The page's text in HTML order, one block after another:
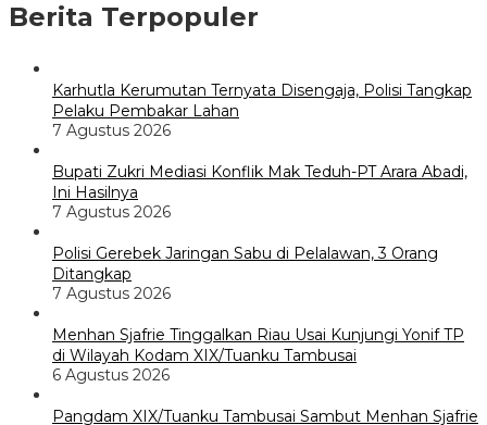
Berita Terpopuler
Karhutla Kerumutan Ternyata Disengaja, Polisi Tangkap
Pelaku Pembakar Lahan
7 Agustus 2026
Bupati Zukri Mediasi Konflik Mak Teduh-PT Arara Abadi,
Ini Hasilnya
7 Agustus 2026
Polisi Gerebek Jaringan Sabu di Pelalawan, 3 Orang
Ditangkap
7 Agustus 2026
Menhan Sjafrie Tinggalkan Riau Usai Kunjungi Yonif TP
di Wilayah Kodam XIX/Tuanku Tambusai
6 Agustus 2026
Pangdam XIX/Tuanku Tambusai Sambut Menhan Sjafrie